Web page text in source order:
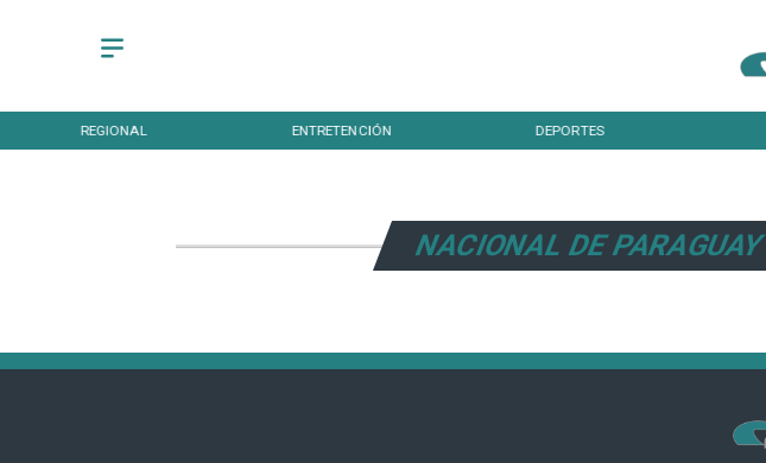
REGIONAL ENTRETENCIÓN DEPORTES
NACIONAL DE PARAGUAY